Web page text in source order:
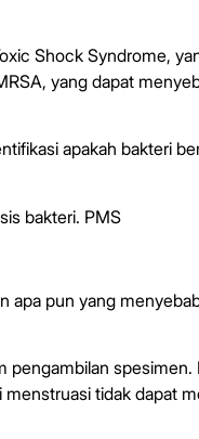
Shock Syndrome,
yang dapat
apakah bakteri
bakteri. PMS
apa pun yang
pengambilan spesimen.
tidak dapat